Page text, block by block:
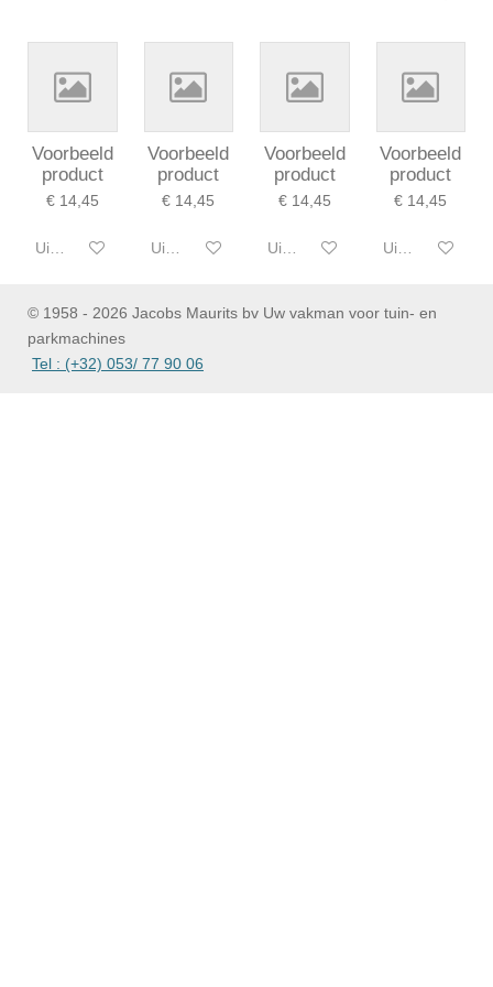
Voorbeeld
product
€ 14,45
Uitgeschakeld
Voorbeeld
product
€ 14,45
Uitgeschakeld
Voorbeeld
product
€ 14,45
Uitgeschakeld
Voorbeeld
product
€ 14,45
Uitgeschakeld
© 1958 - 2026 Jacobs Maurits bv Uw vakman voor tuin- en
parkmachines
Tel : (+32) 053/ 77 90 06